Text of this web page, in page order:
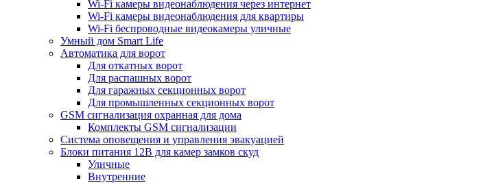
Wi-Fi камеры видеонаблюдения через интернет
Wi-Fi камеры видеонаблюдения для квартиры
Wi-Fi беспроводные видеокамеры уличные
Умный дом Smart Life
Автоматика для ворот
Для откатных ворот
Для распашных ворот
Для гаражных секционных ворот
Для промышленных секционных ворот
GSM сигнализация охранная для дома
Комплекты GSM сигнализации
Cистема оповещения и управления эвакуацией
Блоки питания 12В для камер замков скуд
Уличные
Внутренние